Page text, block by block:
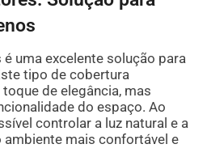
uma excelente solução para
tipo de cobertura
de elegância, mas
do espaço. Ao
controlar a luz natural e a
ambiente mais confortável e